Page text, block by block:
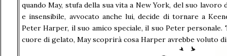
quando May, stufa della sua vita a New York, del suo
e insensibile, avvocato anche lui, decide di tornare a
Peter Harper, il suo amico speciale, il suo Peter
cuore di gelato, May scoprirà cosa Harper avrebbe voluto